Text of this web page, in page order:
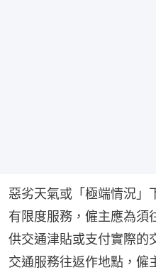
惡劣天氣或「極端情況」
有限度服務，僱主應為須
供交通津貼或支付實際的
交通服務往返作地點，僱